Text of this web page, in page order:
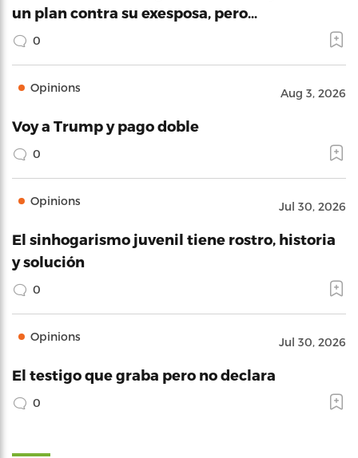
un plan contra su exesposa, pero…
0
Opinions Aug 3, 2026
Voy a Trump y pago doble
0
Opinions Jul 30, 2026
El sinhogarismo juvenil tiene rostro, historia
y solución
0
Opinions Jul 30, 2026
El testigo que graba pero no declara
0